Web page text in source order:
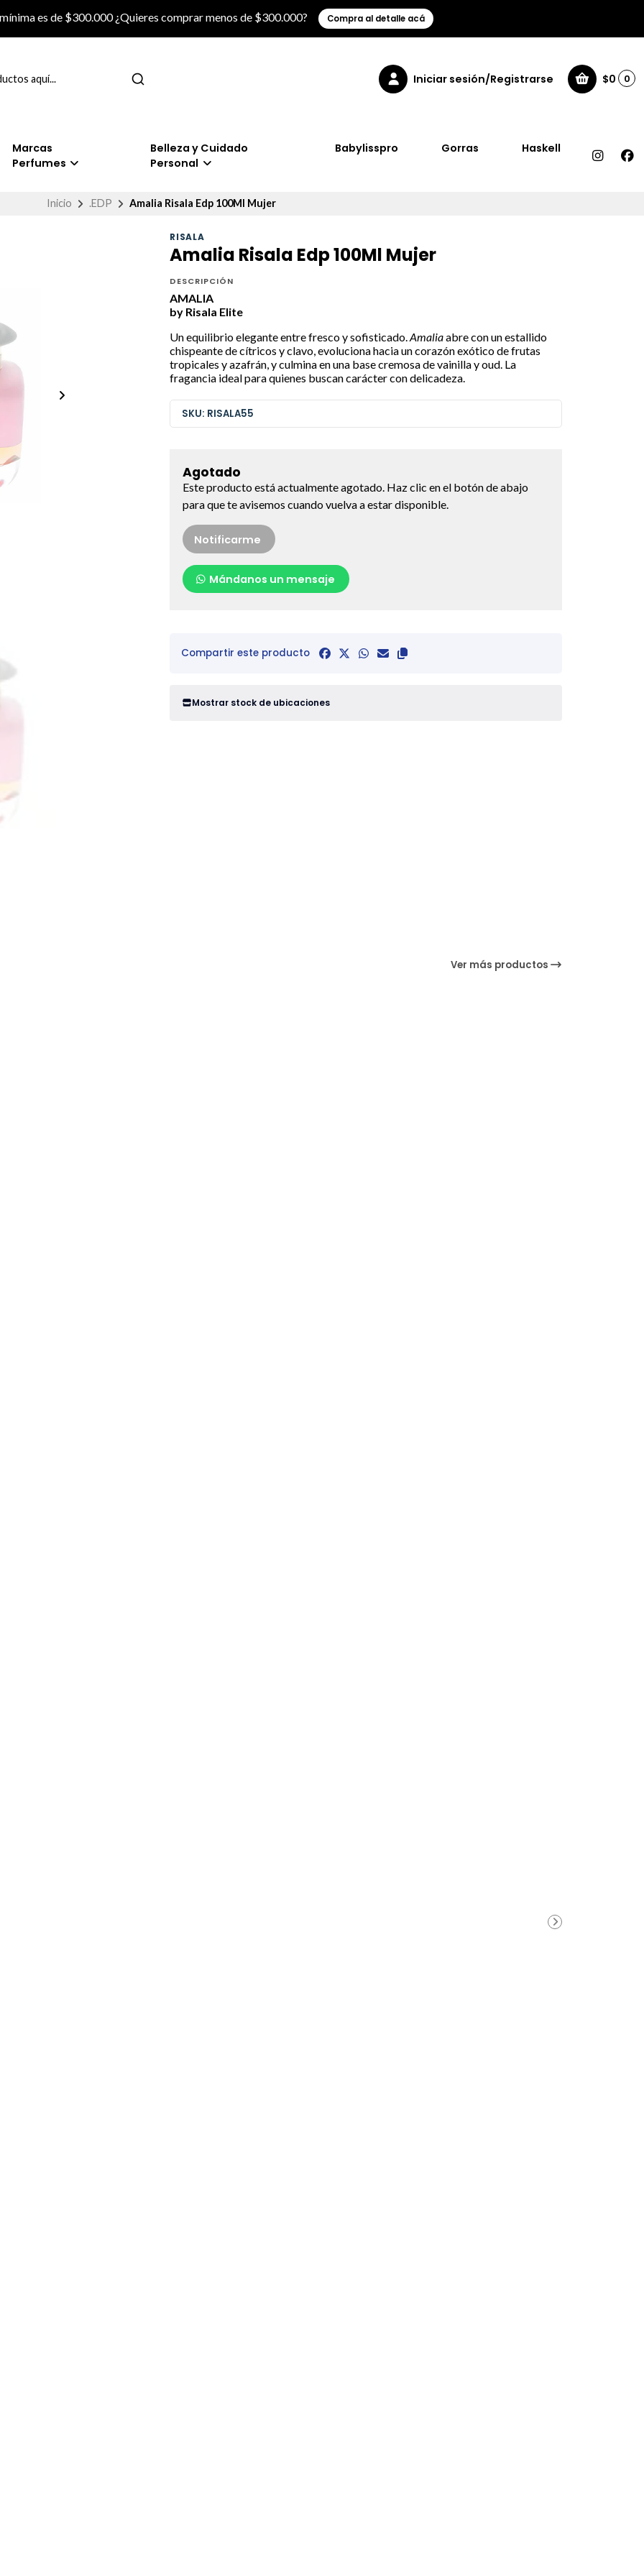
es de $300.000 ¿Quieres comprar menos de $300.000? Compra al detalle acá
Iniciar sesión/Registrarse $0 0
Marcas
Perfumes
Belleza y Cuidado
Personal
Babylisspro Gorras Haskell
Inicio .EDP Amalia Risala Edp 100Ml Mujer
RISALA
Amalia Risala Edp 100Ml Mujer
DESCRIPCIÓN
AMALIA
by Risala Elite
Un equilibrio elegante entre fresco y sofisticado.Amaliaabre con un estallido
chispeante de cítricos y clavo, evoluciona hacia un corazón exótico de frutas
tropicales y azafrán, y culmina en una base cremosa de vainilla y oud. La
fragancia ideal para quienes buscan carácter con delicadeza.
SKU: RISALA55
Agotado
Este producto está actualmente agotado. Haz clic en el botón de abajo
para que te avisemos cuando vuelva a estar disponible.
Notificarme
Mándanos un mensaje
Compartir este producto
Mostrar stock de ubicaciones
Ver más productos